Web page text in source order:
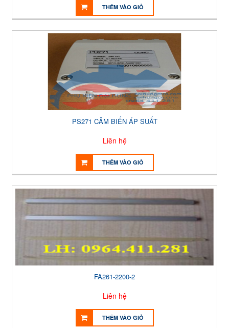
THÊM VÀO GIỎ
PS271 CẢM BIẾN ÁP SUẤT
Liên hệ
THÊM VÀO GIỎ
FA261-2200-2
Liên hệ
THÊM VÀO GIỎ